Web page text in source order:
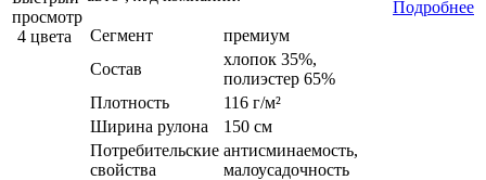
просмотр
4 цвета
Сегмент
премиум
Состав
хлопок 35%,
полиэстер 65%
Плотность
116 г/м²
Ширина рулона
150 см
Потребительские
свойства
антисминаемость,
малоусадочность
Подробнее